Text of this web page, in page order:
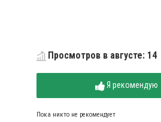
Просмотров в августе: 14
Я рекомендую
Пока никто не рекомендует